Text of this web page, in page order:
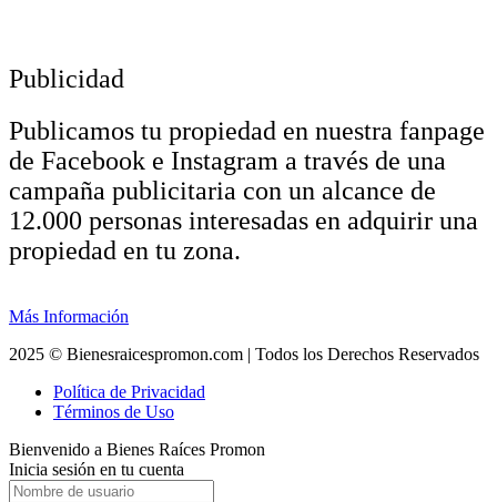
Publicidad
Publicamos tu propiedad en nuestra fanpage
de Facebook e Instagram a través de una
campaña publicitaria con un alcance de
12.000 personas interesadas en adquirir una
propiedad en tu zona.
Más Información
2025 © Bienesraicespromon.com | Todos los Derechos Reservados
Política de Privacidad
Términos de Uso
Bienvenido a Bienes Raíces Promon
Inicia sesión en tu cuenta